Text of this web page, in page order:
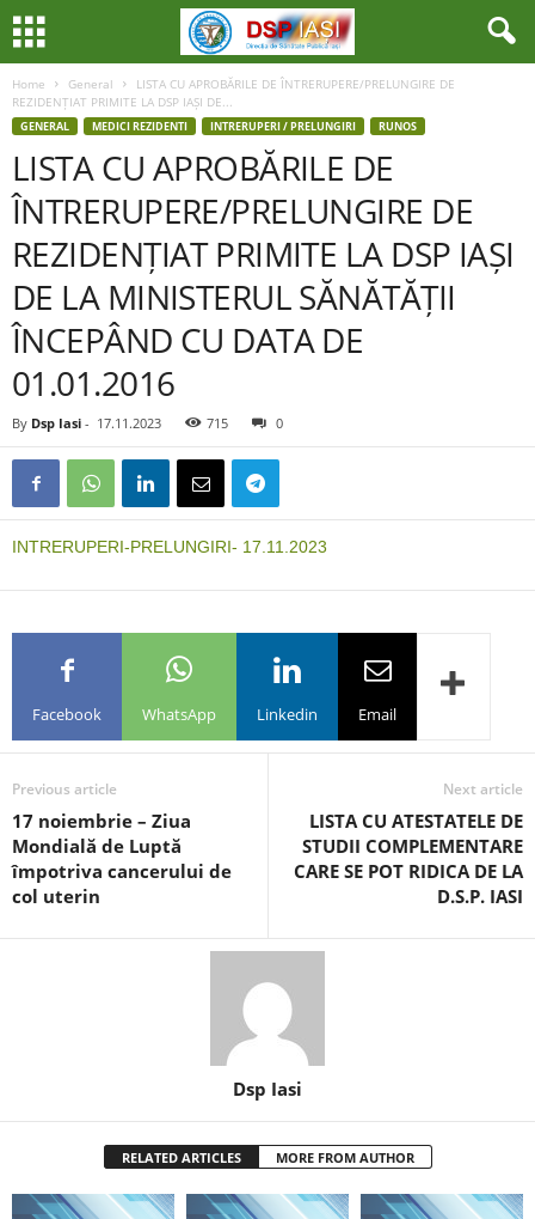
Home General
LISTA CU APROBĂRILE DE ÎNTRERUPERE/PRELUNGIRE DE
REZIDENȚIAT PRIMITE LA DSP IAȘI DE...
GENERAL MEDICI REZIDENTI INTRERUPERI / PRELUNGIRI RUNOS
LISTA CU APROBĂRILE DE
ÎNTRERUPERE/PRELUNGIRE DE
REZIDENȚIAT PRIMITE LA DSP IAȘI
DE LA MINISTERUL SĂNĂTĂȚII
ÎNCEPÂND CU DATA DE
01.01.2016
By Dsp Iasi - 17.11.2023 715 0
INTRERUPERI-PRELUNGIRI- 17.11.2023
Facebook WhatsApp Linkedin Email
Previous article
17 noiembrie – Ziua
Mondială de Luptă
împotriva cancerului de
col uterin
Next article
LISTA CU ATESTATELE DE
STUDII COMPLEMENTARE
CARE SE POT RIDICA DE LA
D.S.P. IASI
Dsp Iasi
RELATED ARTICLES MORE FROM AUTHOR